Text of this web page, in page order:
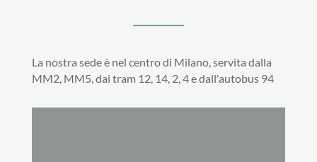
La nostra sede è nel centro di Milano, servita dalla
MM2, MM5, dai tram 12, 14, 2, 4 e dall'autobus 94